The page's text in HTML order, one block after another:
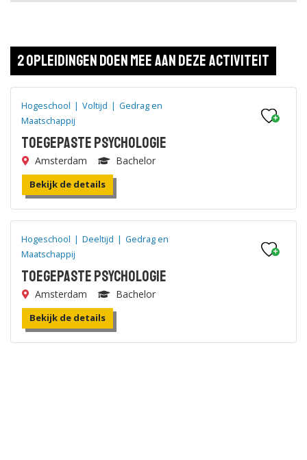
2 opleidingen doen mee aan deze activiteit
Hogeschool | Voltijd | Gedrag en
Maatschappij
Toegepaste Psychologie
Amsterdam Bachelor
Bekijk de details
Hogeschool | Deeltijd | Gedrag en
Maatschappij
Toegepaste Psychologie
Amsterdam Bachelor
Bekijk de details